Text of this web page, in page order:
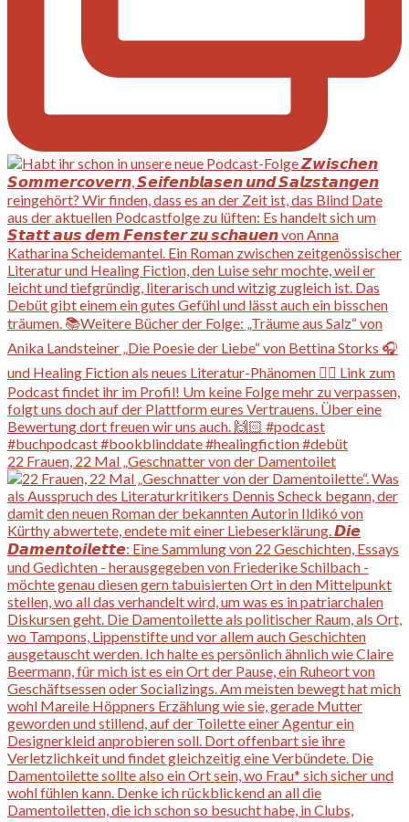
22 Frauen, 22 Mal „Geschnatter von der Damentoilet